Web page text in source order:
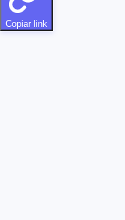
Copiar link